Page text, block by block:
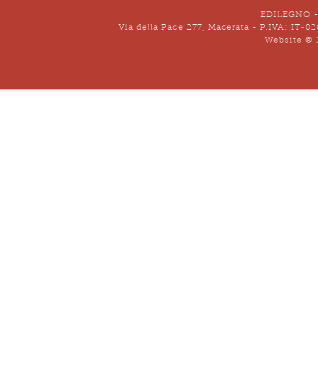
EDILEGNO
Via della Pace 277, Macerata - P.IVA: IT-
Website ©